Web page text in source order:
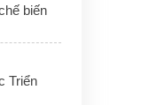
biến
Triển